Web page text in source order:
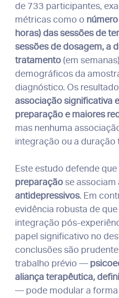
de 733 participantes,
métricas como o
horas) das sessões de
sessões de dosagem, a
tratamento (em
demográficos da
diagnóstico. Os
associação significativa
preparação e maiores
mas nenhuma
integração ou a
Este estudo defende que
preparaçãose associam
antidepressivos. Em
evidência robusta de
integração pós-
papel significativo no
conclusões são
trabalho prévio —
aliança terapêutica,
— pode modular a